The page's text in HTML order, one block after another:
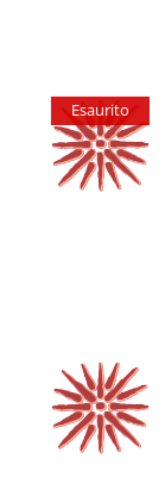
Esaurito